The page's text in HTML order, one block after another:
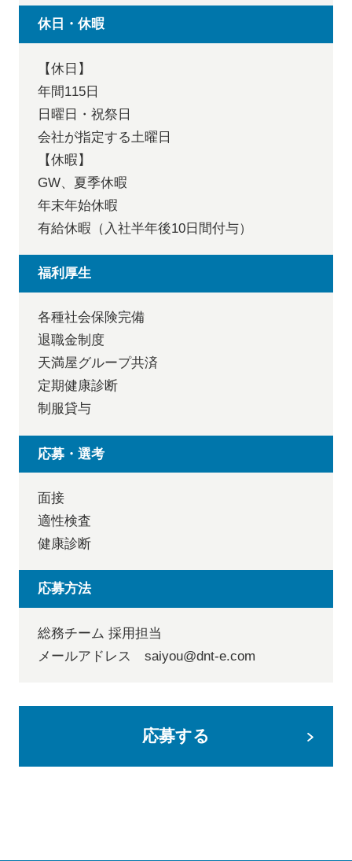
休日・休暇
【休日】
年間115日
日曜日・祝祭日
会社が指定する土曜日
【休暇】
GW、夏季休暇
年末年始休暇
有給休暇（入社半年後10日間付与）
福利厚生
各種社会保険完備
退職金制度
天満屋グループ共済
定期健康診断
制服貸与
応募・選考
面接
適性検査
健康診断
応募方法
お問い合わせ
総務チーム 採用担当
メールアドレス saiyou@dnt-e.com
応募する